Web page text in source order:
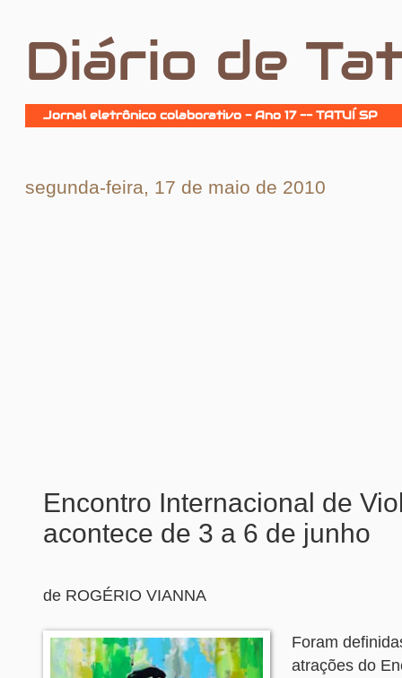
Diário de
Jornal eletrônico colaborativo - Ano 17 -- TATUÍ SP
segunda-feira, 17 de maio de 2010
Encontro Internacional de
acontece de 3 a 6 de junho
de ROGÉRIO VIANNA
Foram
atrações do